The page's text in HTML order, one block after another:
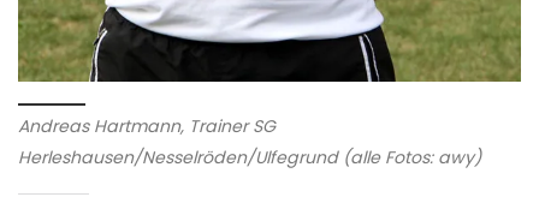
Andreas Hartmann, Trainer SG
Herleshausen/Nesselröden/Ulfegrund (alle Fotos: awy)